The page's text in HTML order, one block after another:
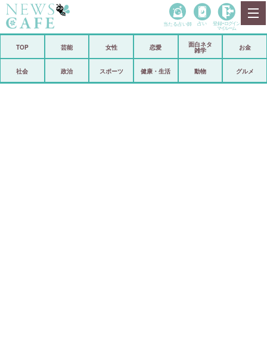
政治
当たる占い師 占い 登録• ログイン
マイルーム
TOP 芸能 女性 恋愛
面白ネタ
雑学
お金
社会 政治 スポーツ 健康・生活 動物 グルメ